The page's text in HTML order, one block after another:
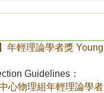
年輕理論學者獎 Young
Guidelines：
心物理組年輕理論學者